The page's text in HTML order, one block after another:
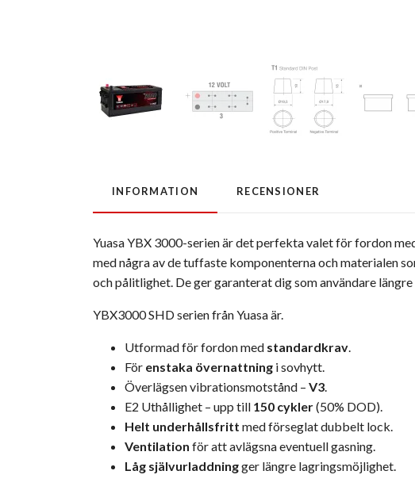
INFORMATION RECENSIONER
Yuasa YBX 3000-serien är det perfekta valet för fordon
med några av de tuffaste komponenterna och materialen
och pålitlighet. De ger garanterat dig som användare
YBX3000 SHD serien från Yuasa är.
Utformad för fordon med standardkrav.
För enstaka övernattning i sovhytt.
Överlägsen vibrationsmotstånd – V3.
E2 Uthållighet – upp till 150 cykler(50% DOD).
Helt underhållsfritt med förseglat dubbelt lock.
Ventilation för att avlägsna eventuell gasning.
Låg självurladdningger längre lagringsmöjlighet.